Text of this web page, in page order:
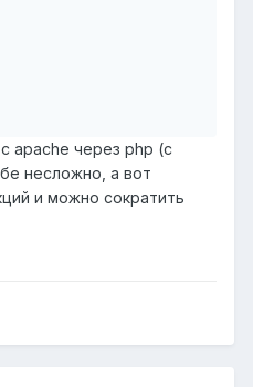
apache через php (с
несложно, а вот
и можно сократить